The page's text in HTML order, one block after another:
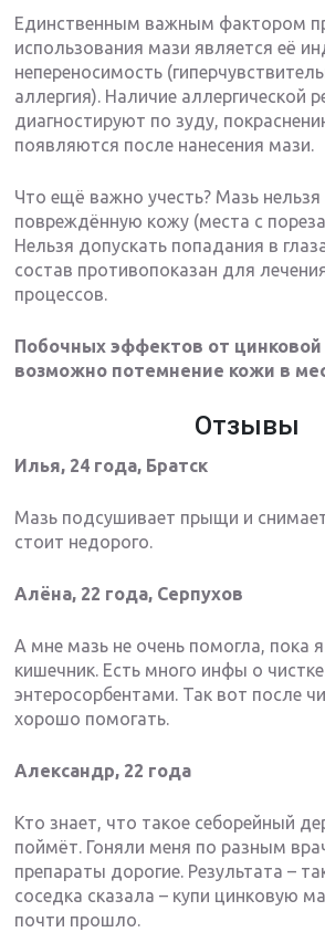
Единственным важным фактором
использования мази является её
непереносимость
аллергия). Наличие аллергической
диагностируют по зуду,
появляются после нанесения мази.
Что ещё важно учесть? Мазь нельзя
повреждённую кожу (места с
Нельзя допускать попадания в
состав противопоказан для
процессов.
Побочных эффектов от цинковой
возможно потемнение кожи в
Отзывы
Илья, 24 года, Братск
Мазь подсушивает прыщи и
стоит недорого.
Алёна, 22 года, Серпухов
А мне мазь не очень помогла, пока
кишечник. Есть много инфы о чистке
энтеросорбентами. Так вот после
хорошо помогать.
Александр, 22 года
Кто знает, что такое себорейный
поймёт. Гоняли меня по разным
препараты дорогие. Результата –
соседка сказала – купи цинковую
почти прошло.